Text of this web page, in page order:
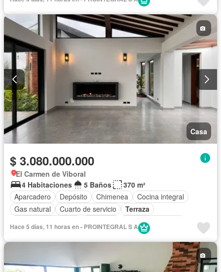
Casa
$ 3.080.000.000
El Carmen de Viboral
4 Habitaciones
5 Baños
370 m²
Aparcadero
Depósito Chimenea
Cocina integral
Gas natural
Cuarto de servicio
Terraza
Seguridad privada
Hace 5 días, 11 horas en - PROINTEGRAL S A